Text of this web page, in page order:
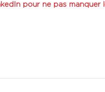
pour ne pas manquer